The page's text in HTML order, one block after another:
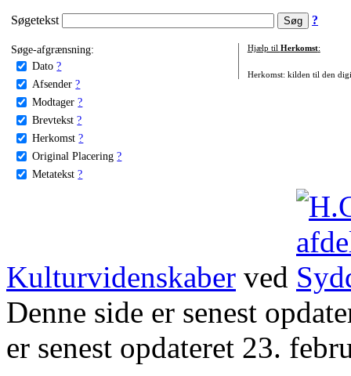
Søgetekst ?
Søge-afgrænsning:
Dato ?
Afsender ?
Modtager ?
Brevtekst ?
Herkomst ?
Original Placering ?
Metatekst ?
Hjælp til Herkomst:
Herkomst: kilden til den
Kulturvidenskaber ved
Denne side er senest
er senest opdateret 23.